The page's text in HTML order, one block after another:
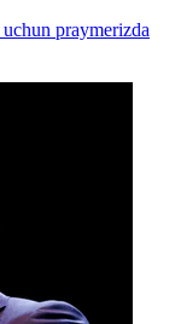
praymerizda